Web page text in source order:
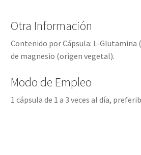
Otra Información
Contenido por Cápsula: L-
de magnesio (origen vegetal).
Modo de Empleo
1 cápsula de 1 a 3 veces al día,